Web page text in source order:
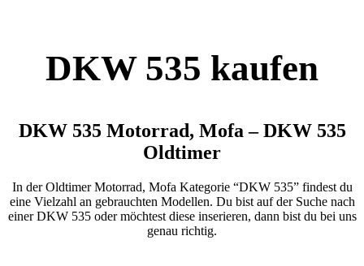
DKW 535 kaufen
DKW 535 Motorrad, Mofa – DKW 535
Oldtimer
In der Oldtimer Motorrad, Mofa Kategorie “DKW 535” findest du
eine Vielzahl an gebrauchten Modellen. Du bist auf der Suche nach
einer DKW 535 oder möchtest diese inserieren, dann bist du bei uns
genau richtig.